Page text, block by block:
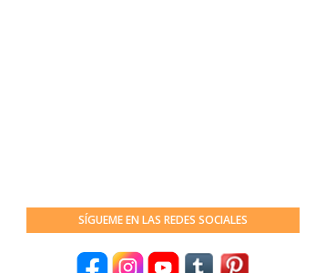
SÍGUEME EN LAS REDES SOCIALES